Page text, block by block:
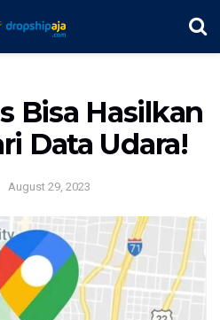
Bisa Hasilkan
Data Udara!
August 29, 2023